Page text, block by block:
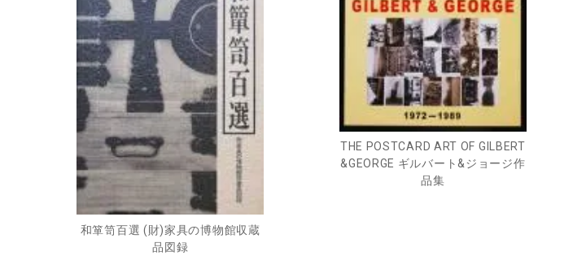
和箪笥百選 (財)家具の博物館収蔵
品図録
THE POSTCARD ART OF GILBERT
&GEORGE ギルバート&ジョージ作
品集